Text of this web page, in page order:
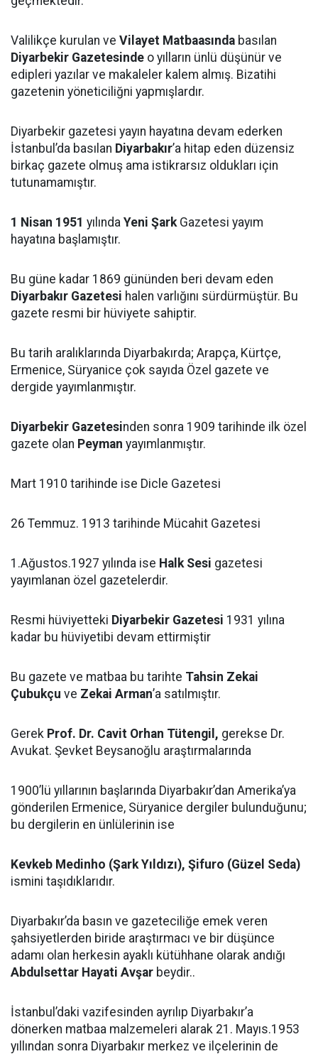
Valilikçe kurulan ve Vilayet Matbaasında basılan
Diyarbekir Gazetesinde o yılların ünlü düşünür ve
edipleri yazılar ve makaleler kalem almış. Bizatihi
gazetenin yöneticiliğni yapmışlardır.
Diyarbekir gazetesi yayın hayatına devam ederken
İstanbul’da basılan Diyarbakır’a hitap eden düzensiz
birkaç gazete olmuş ama istikrarsız oldukları için
tutunamamıştır.
1 Nisan 1951 yılında Yeni ŞarkGazetesi yayım
hayatına başlamıştır.
Bu güne kadar 1869 gününden beri devam eden
Diyarbakır Gazetesi halen varlığını sürdürmüştür. Bu
gazete resmi bir hüviyete sahiptir.
Bu tarih aralıklarında Diyarbakırda; Arapça, Kürtçe,
Ermenice, Süryanice çok sayıda Özel gazete ve
dergide yayımlanmıştır.
Diyarbekir Gazetesinden sonra 1909 tarihinde ilk özel
gazete olan Peyman yayımlanmıştır.
Mart 1910 tarihinde ise Dicle Gazetesi
26 Temmuz. 1913 tarihinde Mücahit Gazetesi
1.Ağustos.1927 yılında ise Halk Sesi gazetesi
yayımlanan özel gazetelerdir.
Resmi hüviyetteki Diyarbekir Gazetesi 1931 yılına
kadar bu hüviyetibi devam ettirmiştir
Bu gazete ve matbaa bu tarihte Tahsin Zekai
Çubukçu ve Zekai Arman’a satılmıştır.
Gerek Prof. Dr. Cavit Orhan Tütengil, gerekse Dr.
Avukat. Şevket Beysanoğlu araştırmalarında
1900’lü yıllarının başlarında Diyarbakır’dan Amerika’ya
gönderilen Ermenice, Süryanice dergiler bulunduğunu;
bu dergilerin en ünlülerinin ise
Kevkeb Medinho (Şark Yıldızı), Şifuro (Güzel Seda)
ismini taşıdıklarıdır.
Diyarbakır’da basın ve gazeteciliğe emek veren
şahsiyetlerden biride araştırmacı ve bir düşünce
adamı olan herkesin ayaklı kütühhane olarak andığı
Abdulsettar Hayati Avşar beydir..
İstanbul’daki vazifesinden ayrılıp Diyarbakır’a
dönerken matbaa malzemeleri alarak 21. Mayıs.1953
yıllından sonra Diyarbakır merkez ve ilçelerinin de